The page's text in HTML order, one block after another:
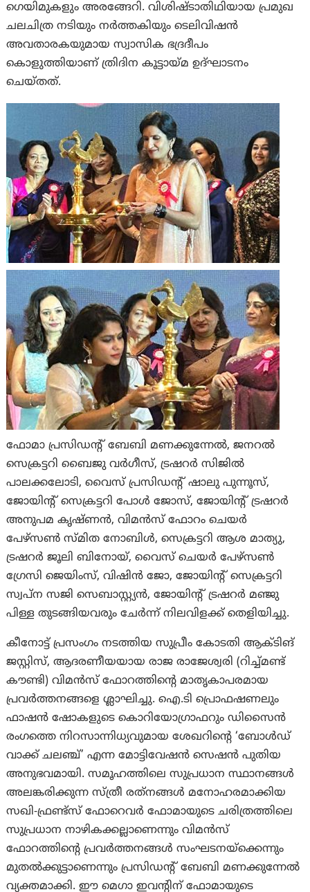
ഗെയിമുകളും അരങ്ങേറി. വിശിഷ്ടാതിഥിയായ പ്രമുഖ
ചലചിത്ര നടിയും നര്‍ത്തകിയും ടെലിവിഷന്‍
അവതാരകയുമായ സ്വാസിക ഭദ്രദീപം
കൊളുത്തിയാണ് ത്രിദിന കൂട്ടായ്മ ഉദ്ഘാടനം
ചെയ്തത്.
ഫോമാ പ്രസിഡന്റ് ബേബി മണക്കുന്നേല്‍, ജനറല്‍
സെക്രട്ടറി ബൈജു വര്‍ഗീസ്, ട്രഷറര്‍ സിജില്‍
പാലക്കലോടി, വൈസ് പ്രസിഡന്റ് ഷാലു പുന്നൂസ്,
ജോയിന്റ് സെക്രട്ടറി പോള്‍ ജോസ്, ജോയിന്റ് ട്രഷറര്‍
അനുപമ കൃഷ്ണന്‍, വിമന്‍സ് ഫോറം ചെയര്‍
പേഴ്‌സണ്‍ സ്മിത നോബിള്‍, സെക്രട്ടറി ആശ മാത്യു,
ട്രഷറര്‍ ജൂലി ബിനോയ്, വൈസ് ചെയര്‍ പേഴ്‌സണ്‍
ഗ്രേസി ജെയിംസ്, വിഷിന്‍ ജോ, ജോയിന്റ് സെക്രട്ടറി
സ്വപ്ന സജി സെബാസ്റ്റ്യന്‍, ജോയിന്റ് ട്രഷറര്‍ മഞ്ജു
പിള്ള തുടങ്ങിയവരും ചേര്‍ന്ന് നിലവിളക്ക് തെളിയിച്ചു.
കീനോട്ട് പ്രസംഗം നടത്തിയ സുപ്രീം കോടതി ആക്ടിങ്
ജസ്റ്റിസ്, ആദരണീയയായ രാജ രാജേശ്വരി (റിച്ച്മണ്ട്
കൗണ്ടി) വിമന്‍സ് ഫോറത്തിന്റെ മാതൃകാപരമായ
പ്രവര്‍ത്തനങ്ങളെ ശ്ലാഘിച്ചു. ഐ.ടി പ്രൊഫഷണലും
ഫാഷന്‍ ഷോകളുടെ കൊറിയോഗ്രാഫറും ഡിസൈന്‍
രംഗത്തെ നിറസാന്നിധ്യവുമായ ശേഖറിന്റെ ‘ബോള്‍ഡ്
വാക്ക് ചലഞ്ച്’ എന്ന മോട്ടിവേഷന്‍ സെഷന്‍ പുതിയ
അനുഭവമായി. സമൂഹത്തിലെ സുപ്രധാന സ്ഥാനങ്ങള്‍
അലങ്കരിക്കുന്ന സ്ത്രീ രത്‌നങ്ങള്‍ മനോഹരമാക്കിയ
സഖി-ഫ്രണ്ട്‌സ് ഫോറെവര്‍ ഫോമായുടെ ചരിത്രത്തിലെ
സുപ്രധാന നാഴികക്കല്ലാണെന്നും വിമന്‍സ്
ഫോറത്തിന്റെ പ്രവര്‍ത്തനങ്ങള്‍ സംഘടനയ്‌ക്കെന്നും
മുതല്‍ക്കുട്ടാണെന്നും പ്രസിഡന്റ് ബേബി മണക്കുന്നേല്‍
വ്യക്തമാക്കി. ഈ മെഗാ ഇവന്റിന് ഫോമായുടെ